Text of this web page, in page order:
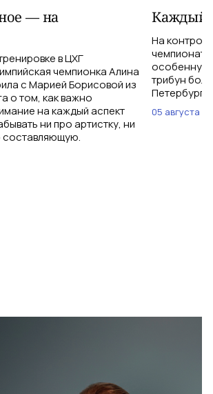
— на
в ЦХГ
чемпионка Алина
с Марией Борисовой из
о том, как важно
на каждый аспект
ни про артистку, ни
составляющую.
Каждый
На
особенную
трибун
05 августа